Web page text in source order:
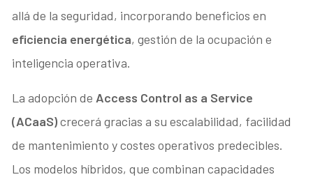
allá de la seguridad, incorporando beneficios en
eficiencia energética, gestión de la ocupación e
inteligencia operativa.
La adopción de Access Control as a Service
(ACaaS)crecerá gracias a su escalabilidad, facilidad
de mantenimiento y costes operativos predecibles.
Los modelos híbridos, que combinan capacidades